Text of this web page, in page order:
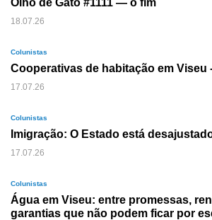
Olho de Gato #1111 — o fim
18.07.26
Colunistas
Cooperativas de habitação em Viseu
17.07.26
Colunistas
Imigração: O Estado está
17.07.26
Colunistas
Água em Viseu: entre promessas,
garantias que não podem ficar por